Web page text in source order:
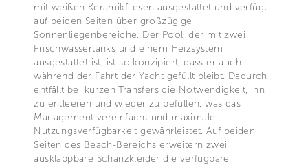
mit weißen Keramikfliesen ausgestattet und verfügt
auf beiden Seiten über großzügige
Sonnenliegenbereiche. Der Pool, der mit zwei
Frischwassertanks und einem Heizsystem
ausgestattet ist, ist so konzipiert, dass er auch
während der Fahrt der Yacht gefüllt bleibt. Dadurch
entfällt bei kurzen Transfers die Notwendigkeit, ihn
zu entleeren und wieder zu befüllen, was das
Management vereinfacht und maximale
Nutzungsverfügbarkeit gewährleistet. Auf beiden
Seiten des Beach-Bereichs erweitern zwei
ausklappbare Schanzkleider die verfügbare